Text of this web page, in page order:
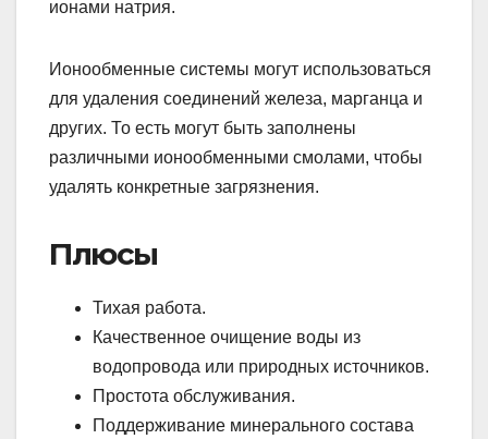
ионами натрия.
Ионообменные системы могут использоваться
для удаления соединений железа, марганца и
других. То есть могут быть заполнены
различными ионообменными смолами, чтобы
удалять конкретные загрязнения.
Плюсы
Тихая работа.
Качественное очищение воды из
водопровода или природных источников.
Простота обслуживания.
Поддерживание минерального состава